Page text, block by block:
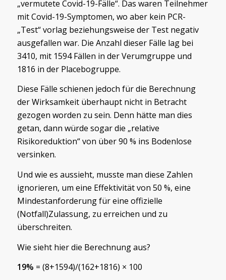
„vermutete Covid-19-Fälle“. Das waren Teilnehmer
mit Covid-19-Symptomen, wo aber kein PCR-
„Test“ vorlag beziehungsweise der Test negativ
ausgefallen war. Die Anzahl dieser Fälle lag bei
3410, mit 1594 Fällen in der Verumgruppe und
1816 in der Placebogruppe.
Diese Fälle schienen jedoch für die Berechnung
der Wirksamkeit überhaupt nicht in Betracht
gezogen worden zu sein. Denn hätte man dies
getan, dann würde sogar die „relative
Risikoreduktion“ von über 90 % ins Bodenlose
versinken.
Und wie es aussieht, musste man diese Zahlen
ignorieren, um eine Effektivität von 50 %, eine
Mindestanforderung für eine offizielle
(Notfall)Zulassung, zu erreichen und zu
überschreiten.
Wie sieht hier die Berechnung aus?
19% = (8+1594)/(162+1816) × 100